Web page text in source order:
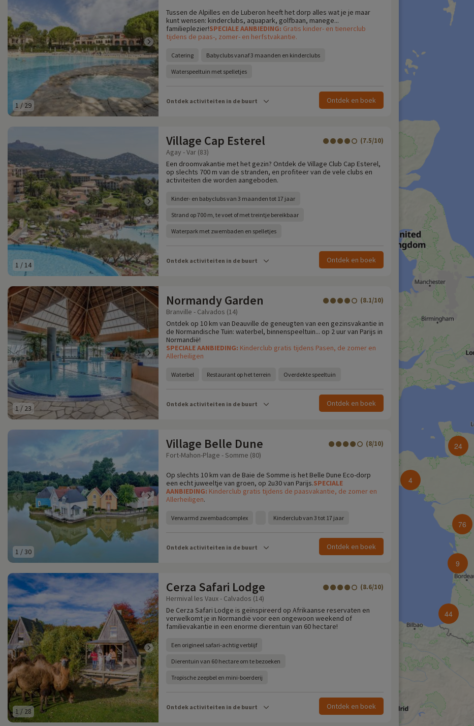
1 / 29
Tussen de Alpilles en de Luberon heeft het dorp alles wat je je maar
kunt wensen: kinderclubs, aquapark, golfbaan, manege...
familieplezier!SPECIALE AANBIEDING: Gratis kinder- en tienerclub
tijdens de paas-, zomer- en herfstvakantie.
Catering Babyclubs vanaf 3 maanden en kinderclubs
Waterspeeltuin met spelletjes
Ontdek activiteiten in de buurt Ontdek en boek
1 /14
Village Cap Esterel (7.5/10)
Agay - Var (83)
Een droomvakantie met het gezin? Ontdek de Village Club Cap Esterel,
op slechts 700 m van de stranden, en profiteer van de vele clubs en
activiteiten die worden aangeboden.
Kinder- en babyclubs van 3 maanden tot 17 jaar
Strand op 700 m, te voet of met treintje bereikbaar
Waterpark met zwembaden en spelletjes
Ontdek activiteiten in de buurt Ontdek en boek
1 / 23
Normandy Garden (8.1/10)
Branville - Calvados (14)
Ontdek op 10 km van Deauville de geneugten van een gezinsvakantie in
de Normandische Tuin: waterbel, binnenspeeltuin... op 2 uur van Parijs in
Normandië!
SPECIALE AANBIEDING: Kinderclub gratis tijdens Pasen, de zomer en
Allerheiligen
Waterbel Restaurant op het terrein Overdekte speeltuin
Ontdek activiteiten in de buurt Ontdek en boek
1 /30
Village Belle Dune (8/10)
Fort-Mahon-Plage - Somme (80)
Op slechts 10 km van de Baie de Somme is het Belle Dune Eco-dorp
een echt juweeltje van groen, op 2u30 van Parijs.SPECIALE
AANBIEDING: Kinderclub gratis tijdens de paasvakantie, de zomer en
Allerheiligen.
Verwarmd zwembadcomplex Kinderclub van 3 tot 17 jaar
Ontdek activiteiten in de buurt Ontdek en boek
1 / 28
Cerza Safari Lodge (8.6/10)
Hermival les Vaux - Calvados (14)
De Cerza Safari Lodge is geïnspireerd op Afrikaanse reservaten en
verwelkomt je in Normandië voor een ongewoon weekend of
familievakantie in een enorme dierentuin van 60 hectare!
Een origineel safari-achtig verblijf
Dierentuin van 60 hectare om te bezoeken
Tropische zeepbel en mini-boerderij
Ontdek activiteiten in de buurt Ontdek en boek
76
24
44
9
4